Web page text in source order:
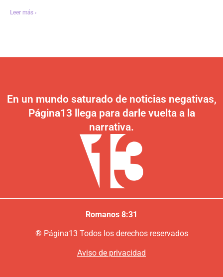
Leer más ›
En un mundo saturado de noticias negativas,
Página13 llega para darle vuelta a la
narrativa.
Romanos 8:31
® Página13 Todos los derechos reservados
Aviso de privacidad